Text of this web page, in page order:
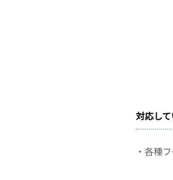
対応し
・各種